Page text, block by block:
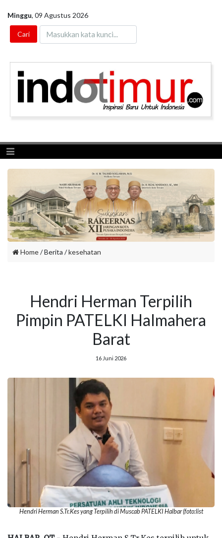
Minggu, 09 Agustus 2026
Toggle navigation
Home/ Berita /kesehatan
Hendri Herman Terpilih
Pimpin PATELKI Halmahera
Barat
16 Juni 2026
Hendri Herman S.Tr.Kes yang Terpilih di Muscab PATELKI Halbar (foto:list